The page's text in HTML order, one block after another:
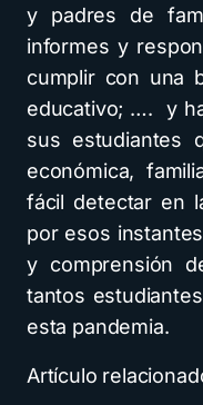
y padres de
informes y
cumplir con una
educativo; …. y
sus estudiantes
económica,
fácil detectar en
por esos
y comprensión
tantos
esta pandemia.
Artículo